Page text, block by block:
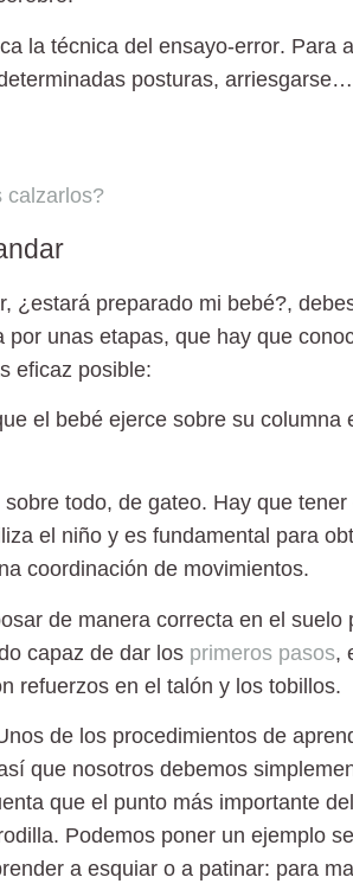
la técnica del ensayo-error. Para
posturas,
calzarlos?
¿estará preparado mi bebé?,
unas etapas, que hay que
eficaz posible:
el bebé ejerce sobre su columna
todo, de gateo. Hay que
el niño y es fundamental para
coordinación de movimientos.
de manera correcta en el suelo
capaz de dar los primeros pasos,
refuerzos en el talón y los tobillos.
de los procedimientos de
que nosotros debemos
que el punto más importante
Podemos poner un ejemplo
a esquiar o a patinar: para